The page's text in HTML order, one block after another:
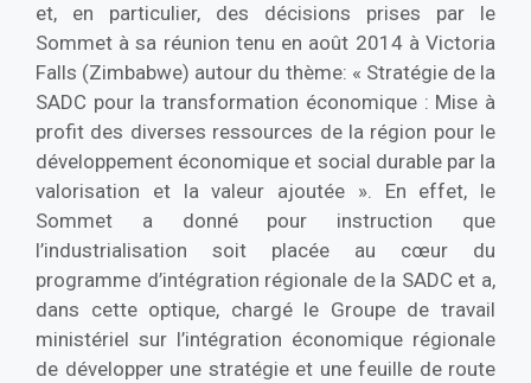
et, en particulier, des décisions prises par le
Sommet à sa réunion tenu en août 2014 à Victoria
Falls (Zimbabwe) autour du thème: « Stratégie de la
SADC pour la transformation économique : Mise à
profit des diverses ressources de la région pour le
développement économique et social durable par la
valorisation et la valeur ajoutée ». En effet, le
Sommet a donné pour instruction que
l’industrialisation soit placée au cœur du
programme d’intégration régionale de la SADC et a,
dans cette optique, chargé le Groupe de travail
ministériel sur l’intégration économique régionale
de développer une stratégie et une feuille de route